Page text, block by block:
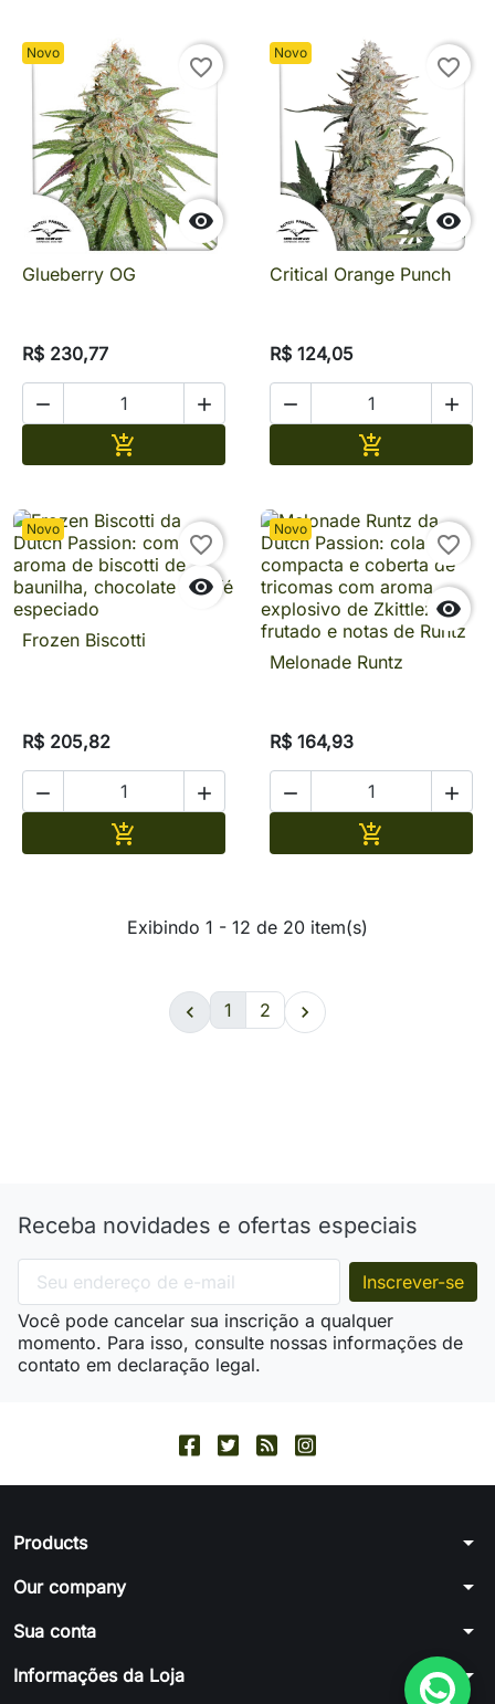
Novo

favorite_border
Glueberry OG
R$ 230,77
 

Novo

favorite_border
Critical Orange Punch
R$ 124,05
 

Novo

favorite_border
Frozen Biscotti
R$ 205,82
 

Novo

favorite_border
Melonade Runtz
R$ 164,93
 

Exibindo 1 - 12 de 20 item(s)
 1 2 
Receba novidades e ofertas especiais
Você pode cancelar sua inscrição a qualquer
momento. Para isso, consulte nossas informações de
contato em declaração legal.
Products arrow_drop_down
Our company arrow_drop_down
Sua conta arrow_drop_down
Informações da Loja arrow_drop_down